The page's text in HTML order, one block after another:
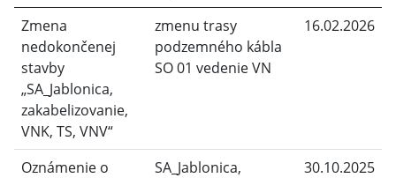
Zmena
nedokončenej
stavby
„SA_Jablonica,
zakabelizovanie,
VNK, TS, VNV“
zmenu trasy
podzemného kábla
SO 01 vedenie VN
16.02.2026
Oznámenie o
SA_Jablonica,
30.10.2025